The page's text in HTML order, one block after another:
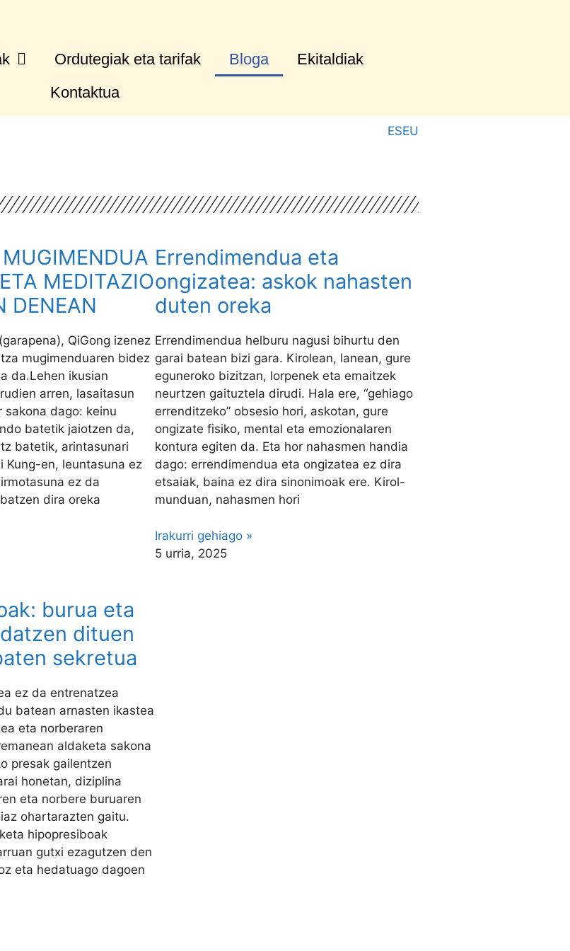
Ordutegiak eta tarifak Bloga
Ekitaldiak
Kontaktua
ESEU
MEDITAZIO
DENEAN
QiGong izenez
mugimenduaren bidez
da.Lehen ikusian
arren, lasaitasun
sakona dago: keinu
batetik jaiotzen da,
batetik, arintasunari
Kung-en, leuntasuna ez
ez da
dira oreka
Errendimendua eta
ongizatea: askok nahasten
duten oreka
Errendimendua helburu nagusi bihurtu den
garai batean bizi gara. Kirolean, lanean, gure
eguneroko bizitzan, lorpenek eta emaitzek
neurtzen gaituztela dirudi. Hala ere, “gehiago
errenditzeko” obsesio hori, askotan, gure
ongizate fisiko, mental eta emozionalaren
kontura egiten da. Eta hor nahasmen handia
dago: errendimendua eta ongizatea ez dira
etsaiak, baina ez dira sinonimoak ere. Kirol-
munduan, nahasmen hori
Irakurri gehiago »
5 urria, 2025
burua eta
dituen
sekretua
ez da entrenatzea
batean arnasten ikastea
eta norberaren
aldaketa sakona
presak gailentzen
honetan, diziplina
eta norbere buruaren
ohartarazten gaitu.
hipopresiboak
gutxi ezagutzen den
eta hedatuago dagoen